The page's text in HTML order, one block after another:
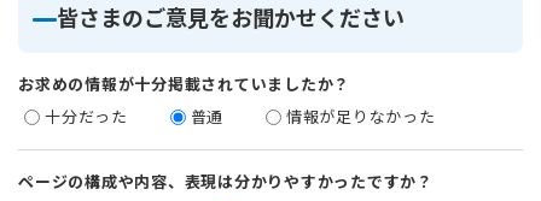
皆さまのご意見をお聞かせください
お求めの情報が十分掲載されていましたか？
十分だった
普通 情報が足りなかった
ページの構成や内容、表現は分かりやすかったですか？